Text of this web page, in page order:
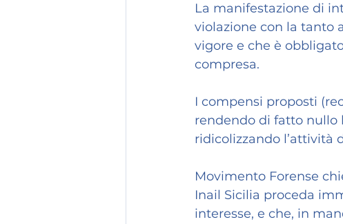
La manifestazione di
violazione con la tanto
vigore e che è
compresa.
I compensi proposti
rendendo di fatto nullo
ridicolizzando l’attività
Movimento Forense
Inail Sicilia proceda
interesse, e che, in